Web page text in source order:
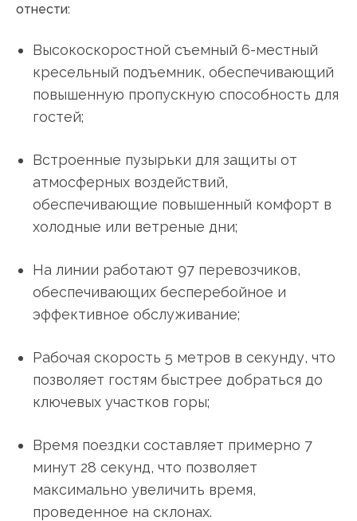
отнести:
Высокоскоростной съемный 6-местный
кресельный подъемник, обеспечивающий
повышенную пропускную способность для
гостей;
Встроенные пузырьки для защиты от
атмосферных воздействий,
обеспечивающие повышенный комфорт в
холодные или ветреные дни;
На линии работают 97 перевозчиков,
обеспечивающих бесперебойное и
эффективное обслуживание;
Рабочая скорость 5 метров в секунду, что
позволяет гостям быстрее добраться до
ключевых участков горы;
Время поездки составляет примерно 7
минут 28 секунд, что позволяет
максимально увеличить время,
проведенное на склонах.